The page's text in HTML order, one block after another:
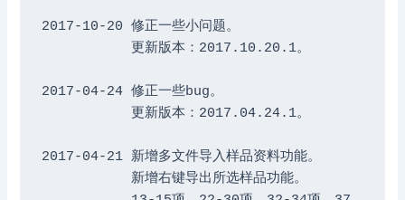
2017-10-20 修正一些小问题。
2017-04-24 修正一些bug。
2017-04-21 新增多文件导入样品资料功能。